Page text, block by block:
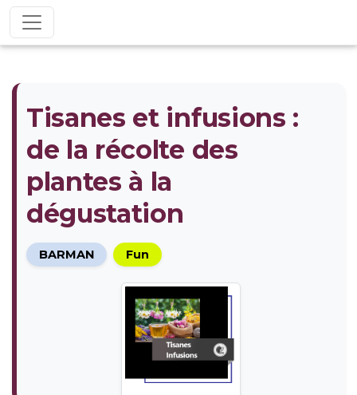
Tisanes et infusions :
de la récolte des
plantes à la
dégustation
BARMAN Fun